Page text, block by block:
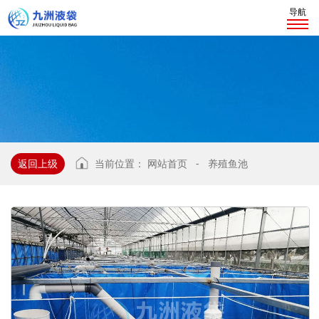
导航
返回上级 当前位置： 网站首页 - 养殖鱼池